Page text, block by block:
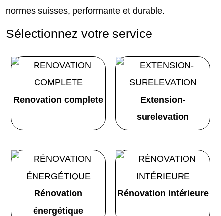
normes suisses, performante et durable.
Sélectionnez votre service
Renovation complete
Extension-
surelevation
Rénovation
énergétique
Rénovation intérieure